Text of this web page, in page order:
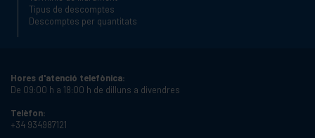
Tipus de descomptes
Descomptes per quantitats
Hores d'atenció telefònica:
De 09:00 h a 18:00 h de dilluns a divendres
Telèfon:
+34 934987121